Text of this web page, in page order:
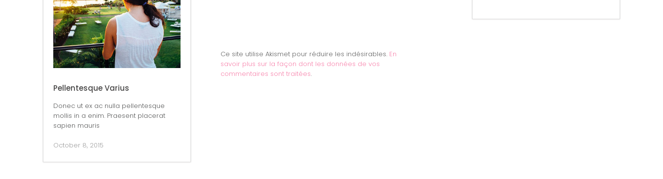
Pellentesque Varius
Donec ut ex ac nulla pellentesque
mollis in a enim. Praesent placerat
sapien mauris
October 8, 2015
Ce site utilise Akismet pour réduire les indésirables. En
savoir plus sur la façon dont les données de vos
commentaires sont traitées.